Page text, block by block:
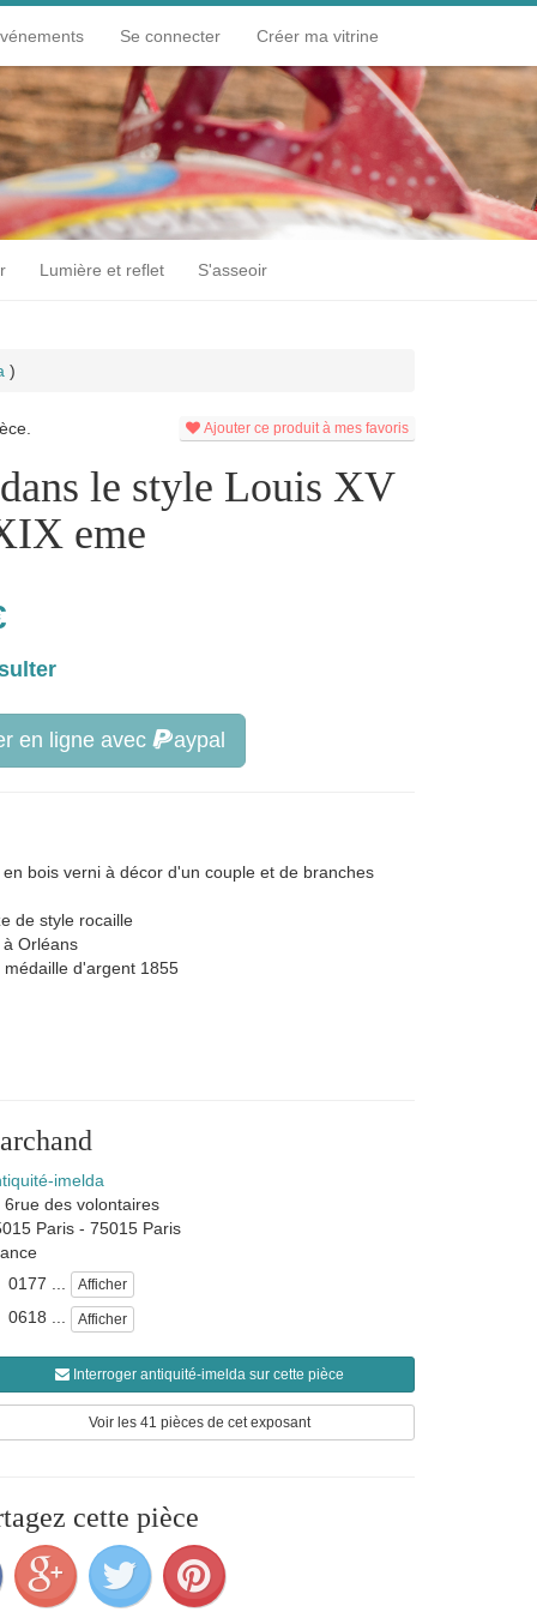
Se connecter Créer ma vitrine
Lumière et reflet S'asseoir
)
Ajouter ce produit à mes favoris
le style Louis XV
eme
en ligne avec aypal
bois verni à décor d'un couple et de branches
de style rocaille
Orléans
d'argent 1855
imelda
6rue des volontaires
Paris - 75015 Paris
0177 ...
Afficher
0618 ... Afficher
Interroger antiquité-imelda sur cette pièce
Voir les 41 pièces de cet exposant
cette pièce